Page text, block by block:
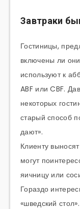
Завтраки
Гостиницы,
включены ли
используют к
ABF или CBF.
некоторых
старый способ
дают».
Клиенту
могут
яичницу или
Гораздо
«шведский